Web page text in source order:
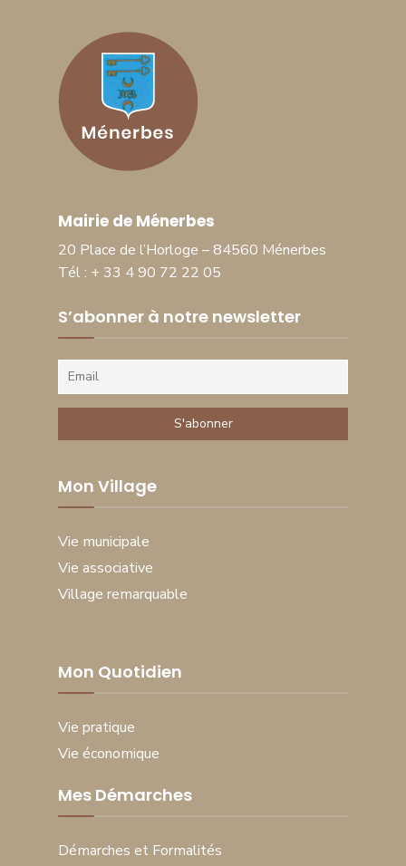
Mairie de Ménerbes
20 Place de l’Horloge – 84560 Ménerbes
Tél : + 33 4 90 72 22 05
S’abonner à notre newsletter
Mon Village
Vie municipale
Vie associative
Village remarquable
Mon Quotidien
Vie pratique
Vie économique
Mes Démarches
Démarches et Formalités